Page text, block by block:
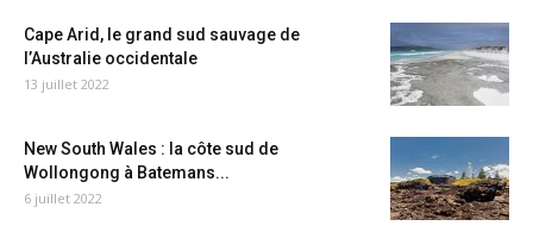
Cape Arid, le grand sud sauvage de
l’Australie occidentale
13 juillet 2022
New South Wales : la côte sud de
Wollongong à Batemans...
6 juillet 2022